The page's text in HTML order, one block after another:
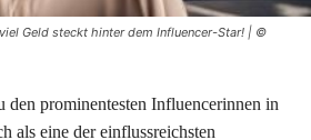
Geld steckt hinter dem Influencer-Star! | ©
den prominentesten Influencerinnen in
als eine der einflussreichsten